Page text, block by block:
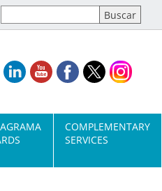
COMPLEMENTARY
SERVICES